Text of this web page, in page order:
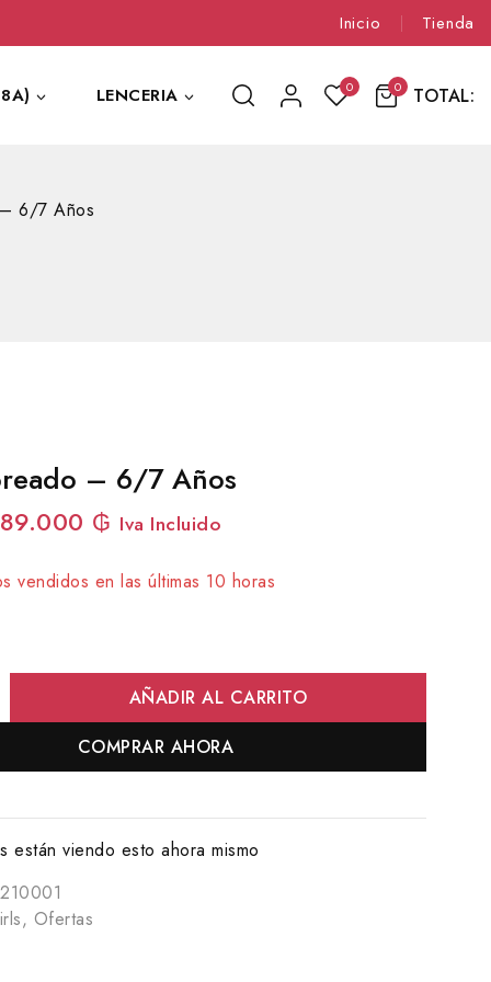
Inicio Tienda
LENCERIA 0 0 TOTAL:
6/7 Años
– 6/7 Años
89.000 ₲ Iva Incluido
vendidos en las últimas 10 horas
Más de 8 personas tienen en su carrito
AÑADIR AL CARRITO
COMPRAR AHORA
están viendo esto ahora mismo
, Ofertas